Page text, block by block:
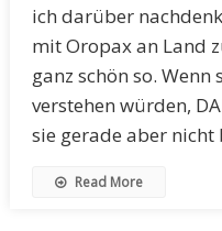
ich darüber
mit Oropax an Land
ganz schön so. Wenn
verstehen würden,
sie gerade aber nicht
Read More